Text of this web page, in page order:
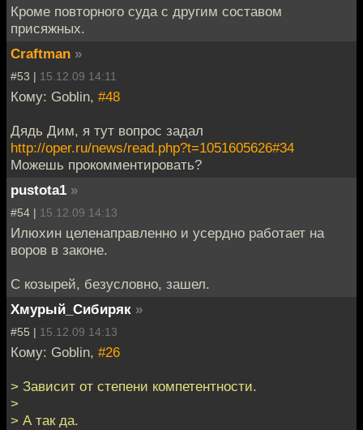
Кроме повторного суда с другим составом
присяжных.
Craftman »
#53 | 15.12.09 14:11
Кому: Goblin, #48
Дядь Дим, я тут вопрос задал
http://oper.ru/news/read.php?t=1051605626#34
Можешь прокомментировать?
pustota1 »
#54 | 15.12.09 14:13
Илюхин целенаправленно и усердно работает на
воров в законе.
С козырей, безусловно, зашел.
Хмурый_Сибиряк »
#55 | 15.12.09 14:13
Кому: Goblin, #26
> Зависит от степени компетентности.
>
> А так да.